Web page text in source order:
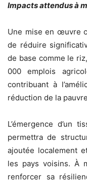
Impacts attendus à
Une mise en œuvre
de réduire
de base comme le
000 emplois
contribuant à
réduction de la
L’émergence d’un
permettra de
ajoutée localement
les pays voisins. À
renforcer sa